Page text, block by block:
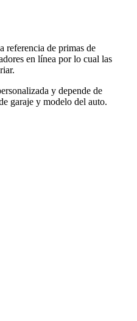
referencia de primas de
en línea por lo cual las
y depende de
garaje y modelo del auto.